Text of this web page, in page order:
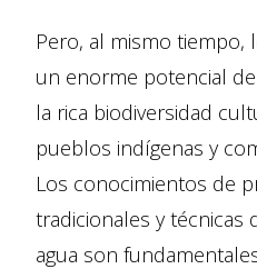
Pero, al mismo tiempo,
un enorme potencial
la rica biodiversidad
pueblos indígenas y
Los conocimientos de
tradicionales y técnicas
agua son